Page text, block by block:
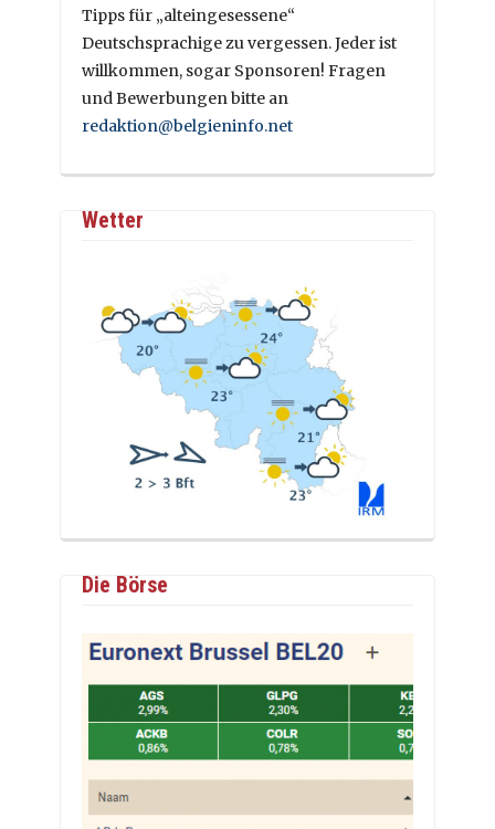
Tipps für „alteingesessene“
Deutschsprachige zu vergessen. Jeder ist
willkommen, sogar Sponsoren! Fragen
und Bewerbungen bitte an
redaktion@belgieninfo.net
Wetter
Die Börse